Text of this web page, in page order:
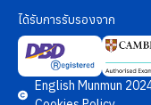
ได้รับการรับรองจาก
English Munmun